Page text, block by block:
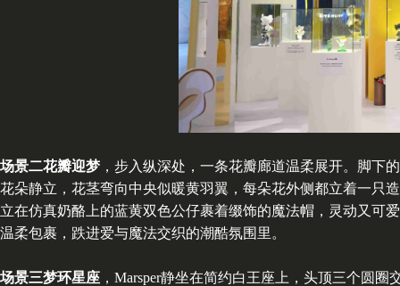
场景二花瓣迎梦 ，步入纵深处，一条花瓣廊道温柔展开。脚下
花朵静立，花茎弯向中央似暖黄羽翼，每朵花外侧都立着一只
立在仿真奶酪上的蓝黄双色公仔裹着缀饰的魔法帽，灵动又可
温柔包裹，跌进爱与魔法交织的潮酷氛围里。
场景三梦环星座 ，Marsper静坐在简约白王座上，头顶三个圆